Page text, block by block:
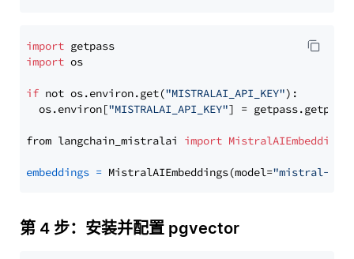
import
import os
if not os.environ.get("MISTRALAI_API_KEY"):
  os.environ[
"MISTRALAI_API_KEY"] = getpass.getpass(
from langchain_mistralai import MistralAIEmbeddings
embeddings = MistralAIEmbeddings(model="mistral-
第 4 步：安装并配置 pgvector